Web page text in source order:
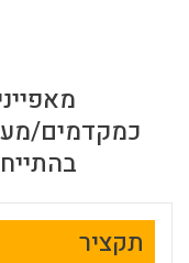
כמקדמים/
תקציר